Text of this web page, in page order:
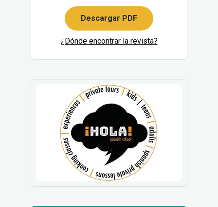
Descargar PDF
¿Dónde encontrar la revista?